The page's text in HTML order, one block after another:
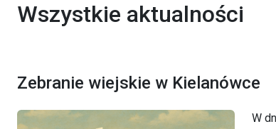
Wszystkie aktualności
Zebranie wiejskie w Kielanówce
W